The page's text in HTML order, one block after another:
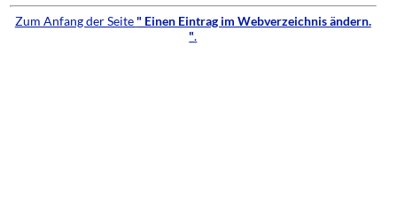
Zum Anfang der Seite " Einen Eintrag im Webverzeichnis ändern.
".